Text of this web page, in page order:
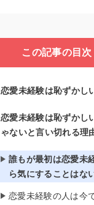
この記事の目次
恋愛未経験は恥ずかし
恋愛未経験は恥ずかし
ゃないと言い切れる理
誰もが最初は恋愛未
ら気にすることはな
恋愛未経験の人は今